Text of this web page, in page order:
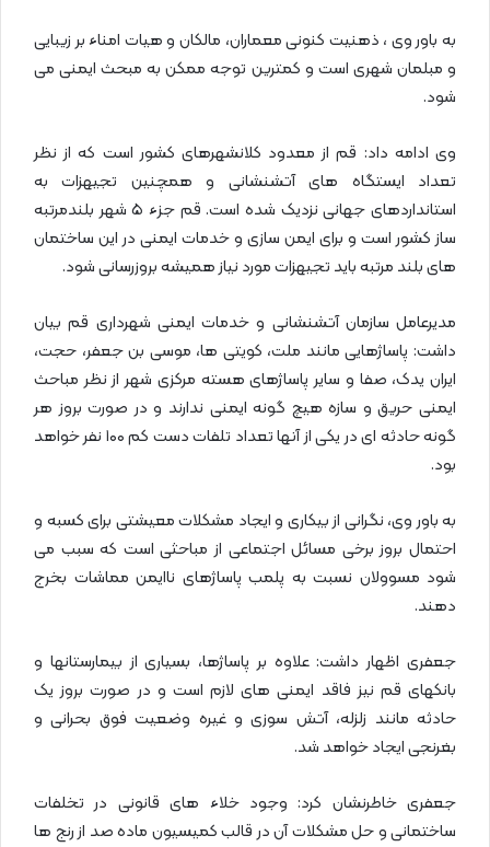
به باور وی ، ذهنیت کنونی معماران، مالکان و هیات امناء بر زیبایی
و مبلمان شهری است و کمترین توجه ممکن به مبحث ایمنی می
شود.
وی ادامه داد: قم از معدود کلانشهرهای کشور است که از نظر
تعداد ایستگاه های آتشنشانی و همچنین تجیهزات به
استانداردهای جهانی نزدیک شده است. قم جزء ۵ شهر بلندمرتبه
ساز کشور است و برای ایمن سازی و خدمات ایمنی در این ساختمان
های بلند مرتبه باید تجیهزات مورد نیاز همیشه بروزرسانی شود.
مدیرعامل سازمان آتشنشانی و خدمات ایمنی شهرداری قم بیان
داشت: پاساژهایی مانند ملت، کویتی ها، موسی بن جعفر، حجت،
ایران یدک، صفا و سایر پاساژهای هسته مرکزی شهر از نظر مباحث
ایمنی حریق و سازه هیچ گونه ایمنی ندارند و در صورت بروز هر
گونه حادثه ای در یکی از آنها تعداد تلفات دست کم ۱۰۰ نفر خواهد
بود.
به باور وی، نگرانی از بیکاری و ایجاد مشکلات معیشتی برای کسبه و
احتمال بروز برخی مسائل اجتماعی از مباحثی است که سبب می
شود مسوولان نسبت به پلمب پاساژهای ناایمن مماشات بخرج
دهند.
جعفری اظهار داشت: علاوه بر پاساژها، بسیاری از بیمارستانها و
بانکهای قم نیز فاقد ایمنی های لازم است و در صورت بروز یک
حادثه مانند زلزله، آتش سوزی و غیره وضعیت فوق بحرانی و
بغرنجی ایجاد خواهد شد.
جعفری خاطرنشان کرد: وجود خلاء های قانونی در تخلفات
ساختمانی و حل مشکلات آن در قالب کمیسیون ماده صد از رنج ها